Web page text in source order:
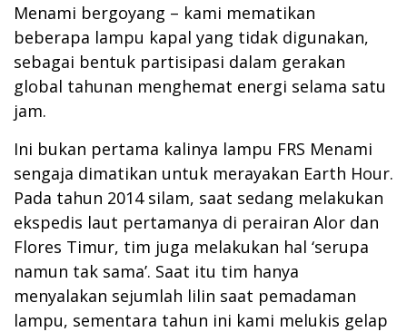
Menami bergoyang – kami mematikan
beberapa lampu kapal yang tidak digunakan,
sebagai bentuk partisipasi dalam gerakan
global tahunan menghemat energi selama satu
jam.
Ini bukan pertama kalinya lampu FRS Menami
sengaja dimatikan untuk merayakan Earth Hour.
Pada tahun 2014 silam, saat sedang melakukan
ekspedis laut pertamanya di perairan Alor dan
Flores Timur, tim juga melakukan hal ‘serupa
namun tak sama’. Saat itu tim hanya
menyalakan sejumlah lilin saat pemadaman
lampu, sementara tahun ini kami melukis gelap